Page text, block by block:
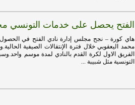
الفتح يحصل على خدمات التونسي
هاي كورة – نجح مجلس إدارة نادي الفتح في
محمد اليعقوبي خلال فترة الإنتقالات الصيفية
الفريق الاول لكرة القدم بالنادي لمدة موسم
التونسية مثل شبيبة ...